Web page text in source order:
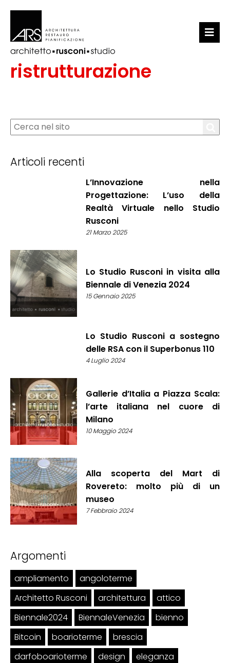
CONTATTI
ristrutturazione
Articoli recenti
L’Innovazione nella
Progettazione: L’uso della
Realtà Virtuale nello Studio
Rusconi
21 Marzo 2025
Lo Studio Rusconi in visita alla
Biennale di Venezia 2024
15 Gennaio 2025
Lo Studio Rusconi a sostegno
delle RSA con il Superbonus 110
4 Luglio 2024
Gallerie d’Italia a Piazza Scala:
l’arte italiana nel cuore di
Milano
10 Maggio 2024
Alla scoperta del Mart di
Rovereto: molto più di un
museo
7 Febbraio 2024
Argomenti
ampliamento
angoloterme
Architetto Rusconi
architettura
attico
Biennale2024
BiennaleVenezia
bienno
Bitcoin
boarioterme
brescia
darfoboarioterme
design
eleganza